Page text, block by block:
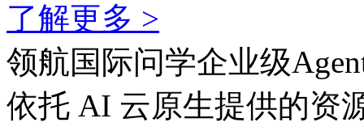
了解更多 >
领航国际问学企业级
依托 AI 云原生提供的资源